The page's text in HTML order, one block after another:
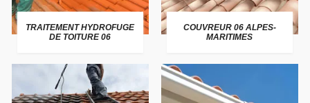
TRAITEMENT HYDROFUGE
DE TOITURE 06
COUVREUR 06 ALPES-
MARITIMES